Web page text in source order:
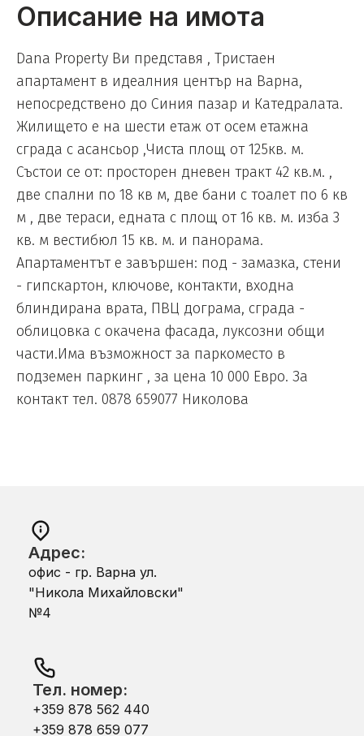
Описание на имота
Dana Property Ви представя , Тристаен
апартамент в идеалния център на Варна,
непосредствено до Синия пазар и Катедралата.
Жилището е на шести етаж от осем етажна
сграда с асансьор ,Чиста площ от 125кв. м.
Състои се от: просторен дневен тракт 42 кв.м. ,
две спални по 18 кв м, две бани с тоалет по 6 кв
м , две тераси, едната с площ от 16 кв. м. изба 3
кв. м вестибюл 15 кв. м. и панорама.
Апартаментът е завършен: под - замазка, стени
- гипскартон, ключове, контакти, входна
блиндирана врата, ПВЦ дограма, сграда -
облицовка с окачена фасада, луксозни общи
части.Има възможност за паркоместо в
подземен паркинг , за цена 10 000 Евро. За
контакт тел. 0878 659077 Николова
Адрес:
офис - гр. Варна ул.
"Никола Михайловски"
№4
Тел. номер:
+359 878 562 440
+359 878 659 077